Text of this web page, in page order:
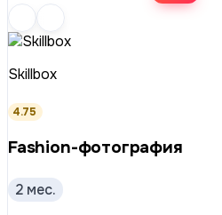
Skillbox
4.75
Fashion-фотография
2 мес.